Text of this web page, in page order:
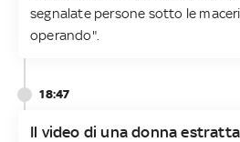
segnalate persone sotto le
operando".
18:47
Il video di una donna